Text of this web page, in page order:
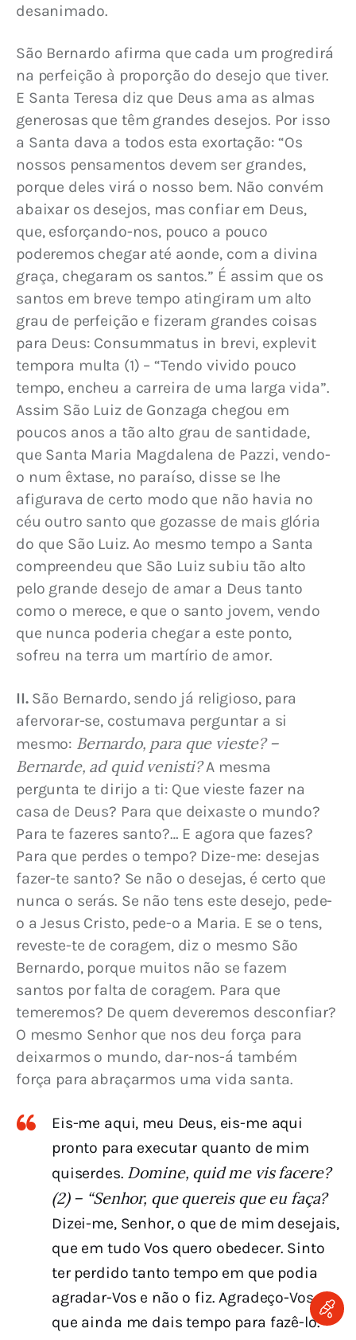
desanimado.
São Bernardo afirma que cada um progredirá
na perfeição à proporção do desejo que tiver.
E Santa Teresa diz que Deus ama as almas
generosas que têm grandes desejos. Por isso
a Santa dava a todos esta exortação: “Os
nossos pensamentos devem ser grandes,
porque deles virá o nosso bem. Não convém
abaixar os desejos, mas confiar em Deus,
que, esforçando-nos, pouco a pouco
poderemos chegar até aonde, com a divina
graça, chegaram os santos.” É assim que os
santos em breve tempo atingiram um alto
grau de perfeição e fizeram grandes coisas
para Deus: Consummatus in brevi, explevit
tempora multa (1) – “Tendo vivido pouco
tempo, encheu a carreira de uma larga vida”.
Assim São Luiz de Gonzaga chegou em
poucos anos a tão alto grau de santidade,
que Santa Maria Magdalena de Pazzi, vendo-
o num êxtase, no paraíso, disse se lhe
afigurava de certo modo que não havia no
céu outro santo que gozasse de mais glória
do que São Luiz. Ao mesmo tempo a Santa
compreendeu que São Luiz subiu tão alto
pelo grande desejo de amar a Deus tanto
como o merece, e que o santo jovem, vendo
que nunca poderia chegar a este ponto,
sofreu na terra um martírio de amor.
II. São Bernardo, sendo já religioso, para
afervorar-se, costumava perguntar a si
mesmo: Bernardo, para que vieste? –
Bernarde, ad quid venisti? A mesma
pergunta te dirijo a ti: Que vieste fazer na
casa de Deus? Para que deixaste o mundo?
Para te fazeres santo?… E agora que fazes?
Para que perdes o tempo? Dize-me: desejas
fazer-te santo? Se não o desejas, é certo que
nunca o serás. Se não tens este desejo, pede-
o a Jesus Cristo, pede-o a Maria. E se o tens,
reveste-te de coragem, diz o mesmo São
Bernardo, porque muitos não se fazem
santos por falta de coragem. Para que
temeremos? De quem deveremos desconfiar?
O mesmo Senhor que nos deu força para
deixarmos o mundo, dar-nos-á também
força para abraçarmos uma vida santa.
Eis-me aqui, meu Deus, eis-me aqui
pronto para executar quanto de mim
quiserdes. Domine, quid me vis facere?
(2) – “Senhor, que quereis que eu faça?
Dizei-me, Senhor, o que de mim desejais,
que em tudo Vos quero obedecer. Sinto
ter perdido tanto tempo em que podia
agradar-Vos e não o fiz. Agradeço-Vos
que ainda me dais tempo para fazê-lo.